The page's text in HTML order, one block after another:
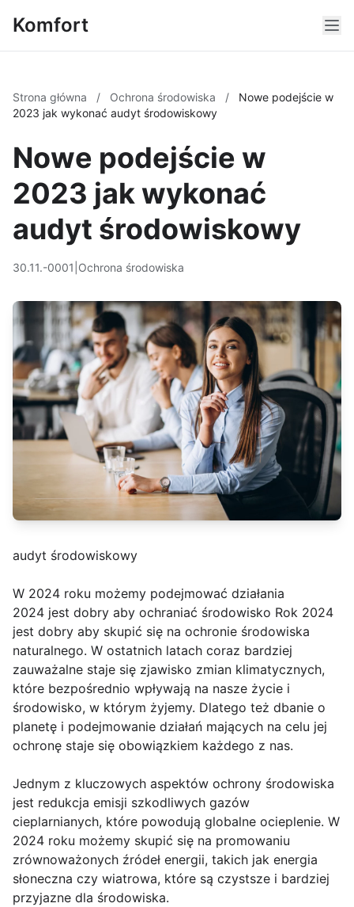
Komfort
Strona główna / Ochrona środowiska /
Nowe podejście w
2023 jak wykonać audyt środowiskowy
Nowe podejście w
2023 jak wykonać
audyt środowiskowy
30.11.-0001 Ochrona środowiska
audyt środowiskowy
W 2024 roku możemy podejmować działania
2024 jest dobry aby ochraniać środowisko Rok 2024
jest dobry aby skupić się na ochronie środowiska
naturalnego. W ostatnich latach coraz bardziej
zauważalne staje się zjawisko zmian klimatycznych,
które bezpośrednio wpływają na nasze życie i
środowisko, w którym żyjemy. Dlatego też dbanie o
planetę i podejmowanie działań mających na celu jej
ochronę staje się obowiązkiem każdego z nas.
Jednym z kluczowych aspektów ochrony środowiska
jest redukcja emisji szkodliwych gazów
cieplarnianych, które powodują globalne ocieplenie. W
2024 roku możemy skupić się na promowaniu
zrównoważonych źródeł energii, takich jak energia
słoneczna czy wiatrowa, które są czystsze i bardziej
przyjazne dla środowiska.